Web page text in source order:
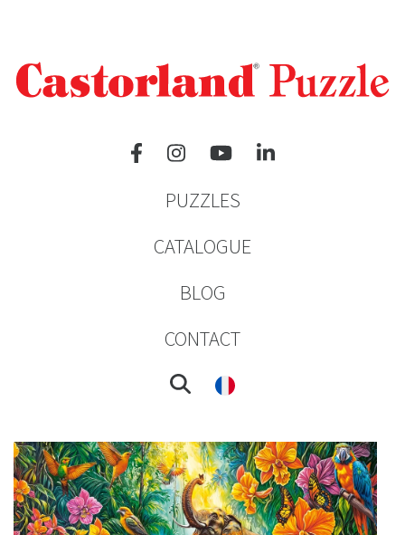
PUZZLES
CATALOGUE
BLOG
CONTACT